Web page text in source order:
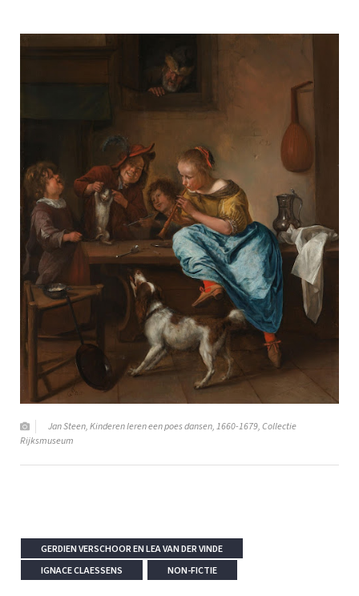
Jan Steen, Kinderen leren een poes dansen, 1660-1679, Collectie
Rijksmuseum
GERDIEN VERSCHOOR EN LEA VAN DER VINDE
IGNACE CLAESSENS
NON-FICTIE